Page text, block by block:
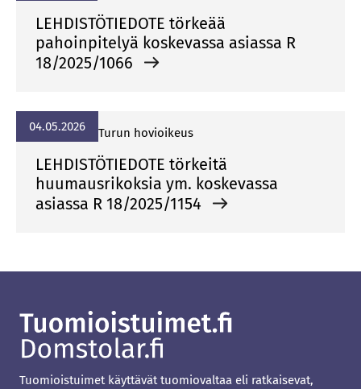
LEHDISTÖTIEDOTE törkeää
pahoinpitelyä koskevassa asiassa R
18/2025/1066
04.05.2026 Turun hovioikeus
LEHDISTÖTIEDOTE törkeitä
huumausrikoksia ym. koskevassa
asiassa R 18/2025/1154
Tuomioistuimet käyttävät tuomiovaltaa eli ratkaisevat,